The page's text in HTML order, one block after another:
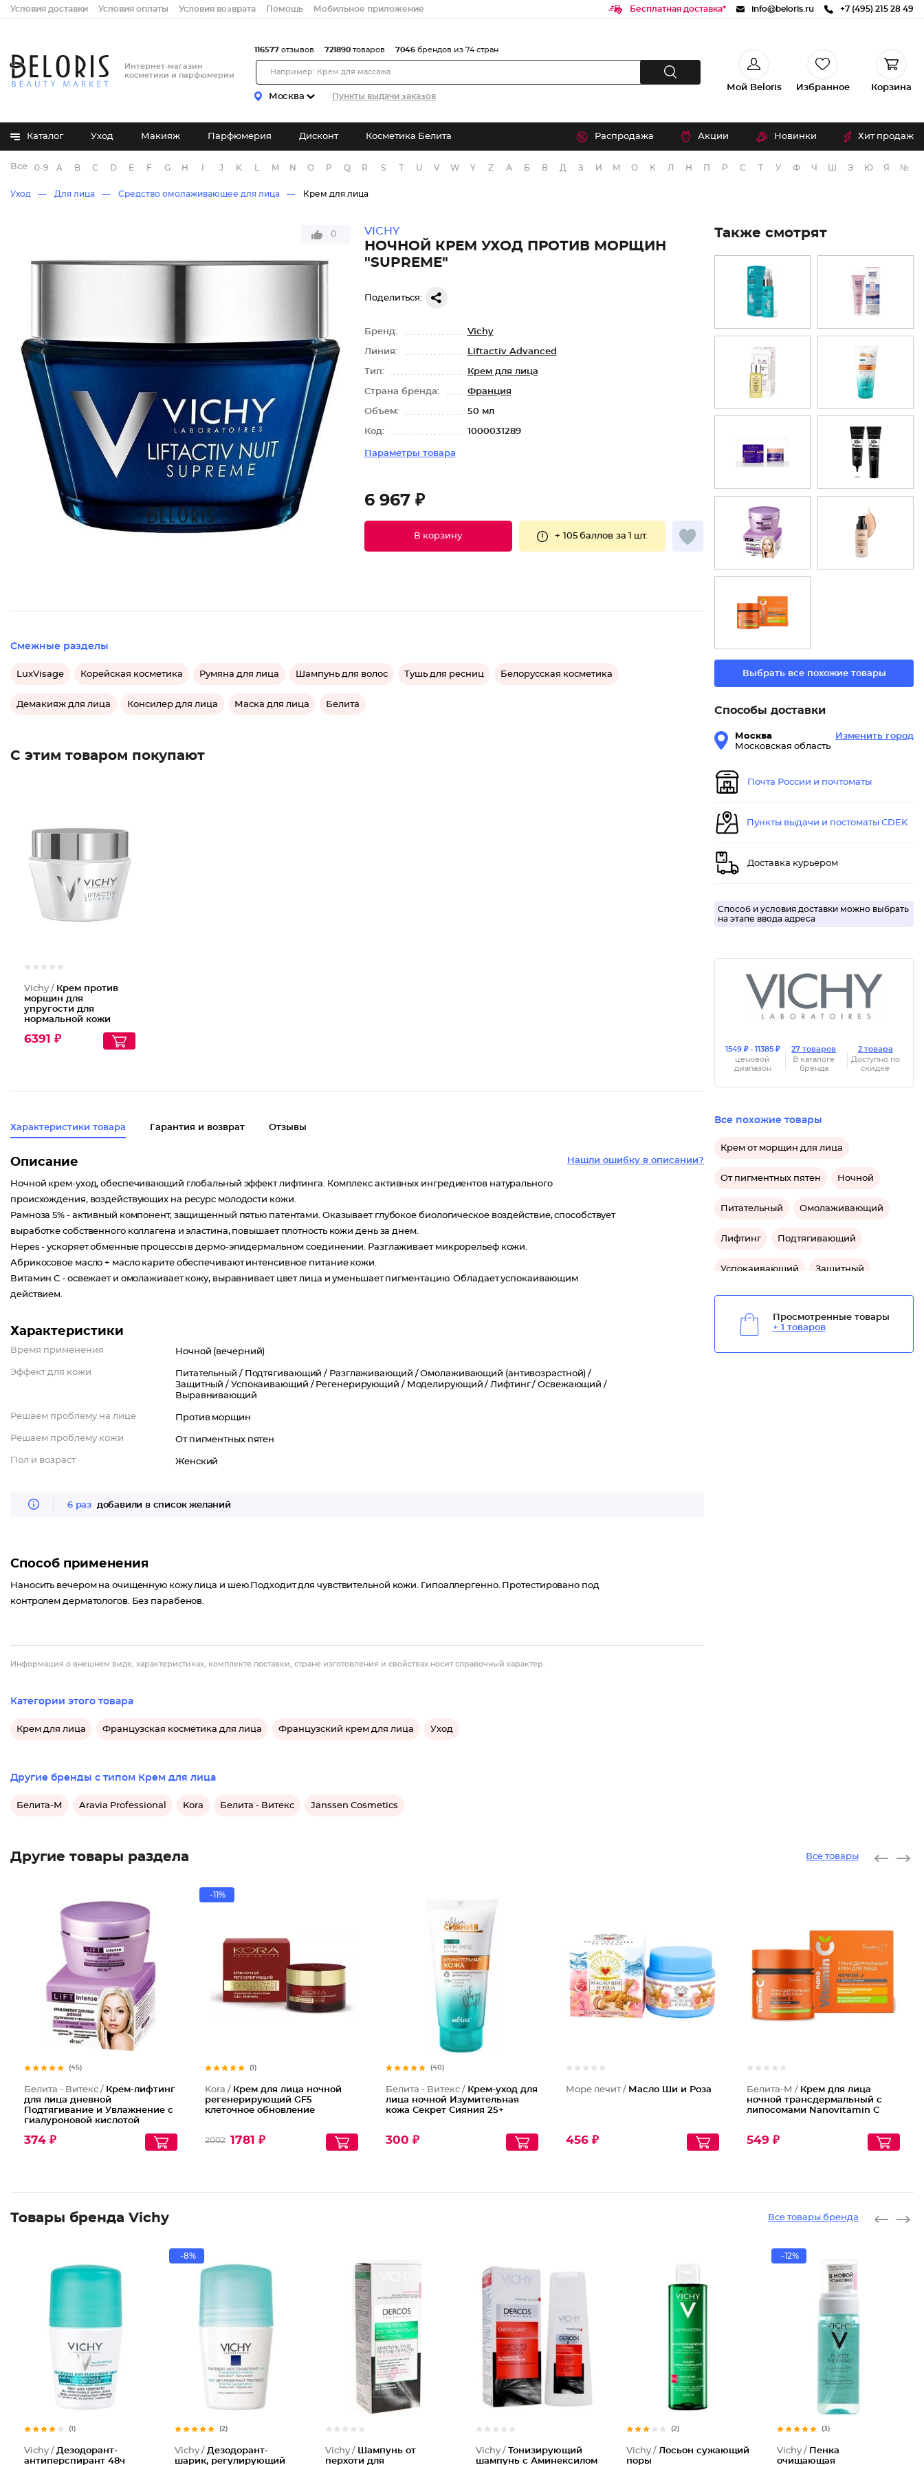
Условия доставки Условия оплаты Условия возврата Помощь Мобильное приложение Бесплатная доставка* info@beloris.ru +7 (495) 215 28 49
Интернет-магазин
косметики и парфюмерии
Москва Пункты выдачи заказов
116577 отзывов 721890 товаров 7046 брендов из 74 стран
Мой Beloris Избранное Корзина
Каталог Уход Макияж Парфюмерия Дисконт Косметика Белита Распродажа Акции Новинки Хит продаж
Все бренды
0-9 A B C D E F G H J K M N O P Q R S T U V W Y Z А Б В Д З И М О К Л Н П Р С Т У Ф Ч Э Ю Я №
Уход Для лица Средство омолаживающее для лица Крем для лица
0 VICHY
НОЧНОЙ КРЕМ УХОД ПРОТИВ МОРЩИН
"SUPREME"
Поделиться:
Бренд: Vichy
Линия: Liftactiv Advanced
Тип: Крем для лица
Страна бренда: Франция
Объем: 50 мл
Код: 1000031289
Параметры товара
6 967 ₽
В корзину + 105 баллов за 1 шт.
Смежные разделы
LuxVisage Корейская косметика Румяна для лица Шампунь для волос Тушь для ресниц Белорусская косметика
Демакияж для лица Консилер для лица Маска для лица Белита
С этим товаром покупают
Vichy / Крем против
морщин для
упругости для
нормальной кожи
6391 ₽
Характеристики товара Гарантия и возврат Отзывы
Нашли ошибку в описании?
Описание
Ночной крем-уход, обеспечивающий глобальный эффект лифтинга. Комплекс активных ингредиентов натурального
происхождения, воздействующих на ресурс молодости кожи.
Рамноза 5% - активный компонент, защищенный пятью патентами. Оказывает глубокое биологическое воздействие, способствует
выработке собственного коллагена и эластина, повышает плотность кожи день за днем.
Hepes - ускоряет обменные процессы в дермо-эпидермальном соединении. Разглаживает микрорельеф кожи.
Абрикосовое масло + масло карите обеспечивают интенсивное питание кожи.
Витамин C - освежает и омолаживает кожу, выравнивает цвет лица и уменьшает пигментацию. Обладает успокаивающим
действием.
Характеристики
Время применения Ночной (вечерний)
Эффект для кожи Питательный / Подтягивающий / Разглаживающий /Омолаживающий (антивозрастной) /
Защитный / Успокаивающий / Регенерирующий / Моделирующий /Лифтинг /Освежающий /
Выравнивающий
Решаем проблему на лице Против морщин
Решаем проблему кожи От пигментных пятен
Пол и возраст Женский
6 раз добавили в список желаний
Способ применения
Наносить вечером на очищенную кожу лица и шею.Подходит для чувствительной кожи. Гипоаллергенно. Протестировано под
контролем дерматологов. Без парабенов.
Информация о внешнем виде, характеристиках, комплекте поставки, стране изготовления и свойствах носит справочный характер.
Также смотрят
Выбрать все похожие товары
Способы доставки
Москва
Московская область
Изменить город
Почта России и почтоматы
Пункты выдачи и постоматы CDEK
Доставка курьером
Способ и условия доставки можно выбрать
на этапе ввода адреса
1549 ₽ - 11385 ₽
ценовой
диапазон
27 товаров
В каталоге
бренда
2 товара
Доступно по
скидке
Все похожие товары
Крем от морщин для лица
От пигментных пятен Ночной
Питательный Омолаживающий
Лифтинг Подтягивающий
Успокаивающий Защитный
Средство от пигментных пятен для лица
Просмотренные товары
+ 1 товаров
Категории этого товара
Крем для лица Французская косметика для лица Французский крем для лица Уход
Другие бренды с типом Крем для лица
Белита-М Aravia Professional Kora Белита - Витекс Janssen Cosmetics
Другие товары раздела Все товары
(45)
Белита - Витекс / Крем-лифтинг
для лица дневной
Подтягивание и Увлажнение с
гиалуроновой кислотой
374 ₽
-11%
(1)
Kora / Крем для лица ночной
регенерирующий GF5
клеточное обновление
2002 1781 ₽
(40)
Белита - Витекс / Крем-уход для
лица ночной Изумительная
кожа Секрет Сияния 25+
300 ₽
Море лечит / Масло Ши и Роза
456 ₽
Белита-М / Крем для лица
ночной трансдермальный с
липосомами Nanovitamin С
549 ₽
Товары бренда Vichy Все товары бренда
(1)
Vichy / Дезодорант-
антиперспирант 48ч
-8%
(2)
Vichy / Дезодорант-
шарик, регулирующий
Vichy / Шампунь от
перхоти для
Vichy / Тонизирующий
шампунь с Аминекcилом
(2)
Vichy / Лосьон сужающий
поры
-12%
(3)
Vichy / Пенка
очищающая